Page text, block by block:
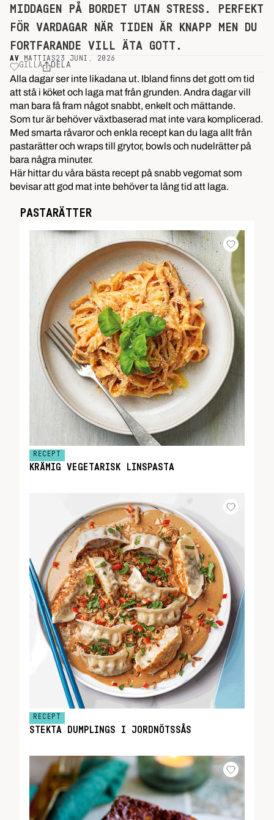
MIDDAGEN PÅ BORDET UTAN STRESS. PERFEKT
FÖR VARDAGAR NÄR TIDEN ÄR KNAPP MEN DU
FORTFARANDE VILL ÄTA GOTT.
AV MATTIAS23 JUNI, 2026
GILLA DELA
Alla dagar ser inte likadana ut. Ibland finns det gott om tid
att stå i köket och laga mat från grunden. Andra dagar vill
man bara få fram något snabbt, enkelt och mättande.
Som tur är behöver växtbaserad mat inte vara komplicerad.
Med smarta råvaror och enkla recept kan du laga allt från
pastarätter och wraps till grytor, bowls och nudelrätter på
bara några minuter.
Här hittar du våra bästa recept på snabb vegomat som
bevisar att god mat inte behöver ta lång tid att laga.
PASTARÄTTER
RECEPT
KRÄMIG VEGETARISK LINSPASTA
RECEPT
STEKTA DUMPLINGS I JORDNÖTSSÅS